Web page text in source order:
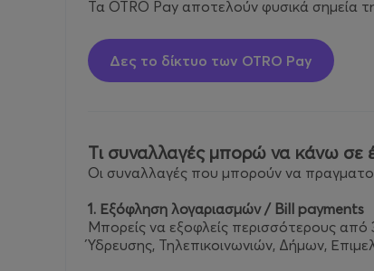
Τα OTRO Pay αποτελούν φυσικά σημεία
Δες το δίκτυο των OTRO Pay
Τι συναλλαγές μπορώ να κάνω σε
Οι συναλλαγές που μπορούν να
1. Εξόφληση λογαριασμών / Bill payments
Μπορείς να εξοφλείς περισσότερους από
Ύδρευσης, Τηλεπικοινωνιών, Δήμων,